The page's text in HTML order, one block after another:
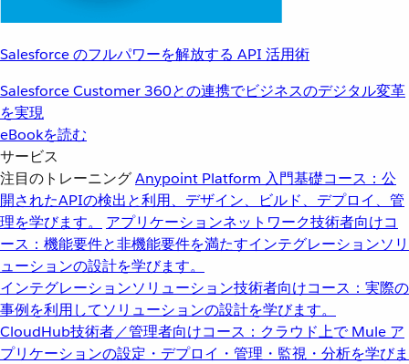
Salesforce のフルパワーを解放する API 活用術
Salesforce Customer 360との連携でビジネスのデジタル変革
を実現
eBookを読む
サービス
注目のトレーニングAnypoint Platform 入門基礎コース：公
開されたAPIの検出と利用、デザイン、ビルド、デプロイ、管
理を学びます。
アプリケーションネットワーク技術者向けコ
ース：機能要件と非機能要件を満たすインテグレーションソリ
ューションの設計を学びます。
インテグレーションソリューション技術者向けコース：実際の
事例を利用してソリューションの設計を学びます。
CloudHub技術者／管理者向けコース：クラウド上で Mule ア
プリケーションの設定・デプロイ・管理・監視・分析を学びま